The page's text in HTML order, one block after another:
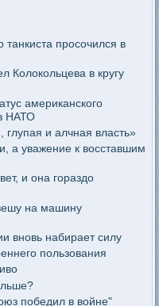
просочился в
Колокольцева в кругу
американского
НАТО
и алчная власть»
а уважение к восставшим
и она гораздо
на машину
вновь набирает силу
пользования
победил в войне"